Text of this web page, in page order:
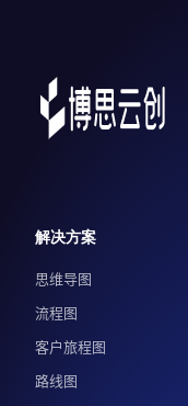
解决方案
思维导图
流程图
客户旅程图
路线图